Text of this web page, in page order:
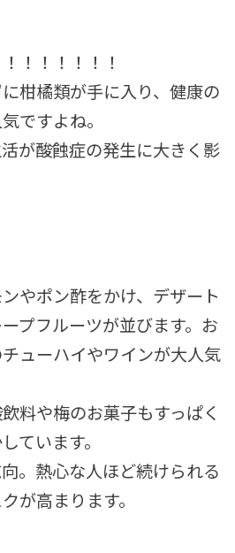
！！！！！！
柑橘類が手に入り、健康の
ですよね。
が酸蝕症の発生に大きく影
やポン酢をかけ、デザート
プフルーツが並びます。お
ューハイやワインが大人気
料や梅のお菓子もすっぱく
ています。
。熱心な人ほど続けられる
が高まります。